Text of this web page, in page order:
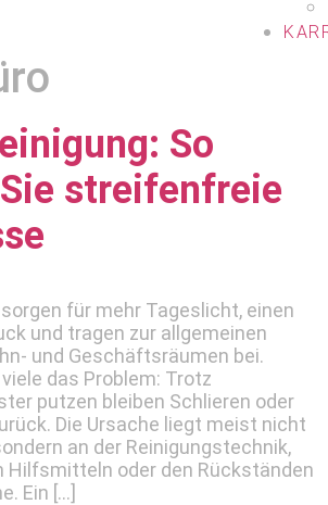
So
streifenfreie
für mehr Tageslicht, einen
und tragen zur allgemeinen
und Geschäftsräumen bei.
das Problem: Trotz
putzen bleiben Schlieren oder
Die Ursache liegt meist nicht
an der Reinigungstechnik,
Hilfsmitteln oder den Rückständen
Ein […]